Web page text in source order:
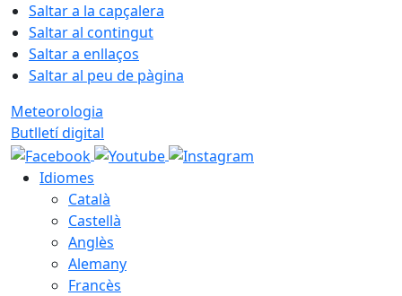
Saltar a la capçalera
Saltar al contingut
Saltar a enllaços
Saltar al peu de pàgina
Meteorologia
Butlletí digital
Idiomes
Català
Castellà
Anglès
Alemany
Francès